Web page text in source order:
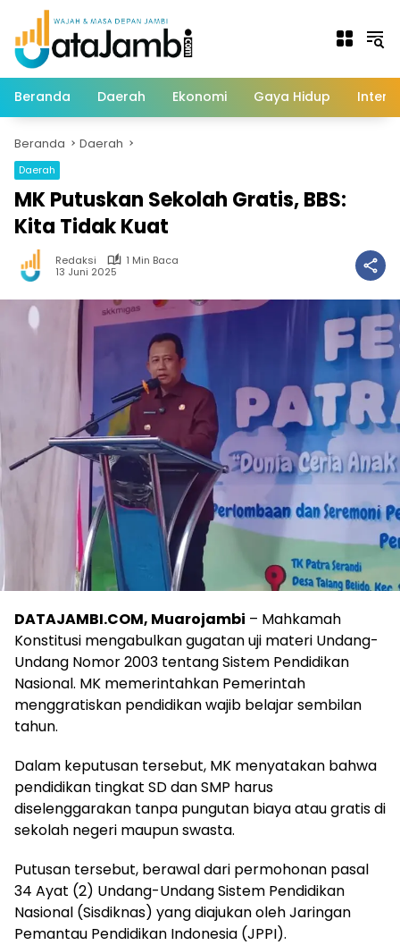
Langsung
konten
Beranda Daerah Ekonomi Gaya Hidup
Beranda Daerah
Daerah
MK Putuskan Sekolah Gratis, BBS:
Kita Tidak Kuat
Redaksi
1 Min Baca
13 Juni 2025
DATAJAMBI.COM, Muarojambi – Mahkamah
Konstitusi mengabulkan gugatan uji materi Undang-
Undang Nomor 2003 tentang Sistem Pendidikan
Nasional. MK memerintahkan Pemerintah
menggratiskan pendidikan wajib belajar sembilan
tahun.
Dalam keputusan tersebut, MK menyatakan bahwa
pendidikan tingkat SD dan SMP harus
diselenggarakan tanpa pungutan biaya atau gratis di
sekolah negeri maupun swasta.
Putusan tersebut, berawal dari permohonan pasal
34 Ayat (2) Undang-Undang Sistem Pendidikan
Nasional (Sisdiknas) yang diajukan oleh Jaringan
Pemantau Pendidikan Indonesia (JPPI).